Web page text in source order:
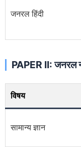
जनरल हिंदी
PAPER II: जनरल
विषय
सामान्य ज्ञान